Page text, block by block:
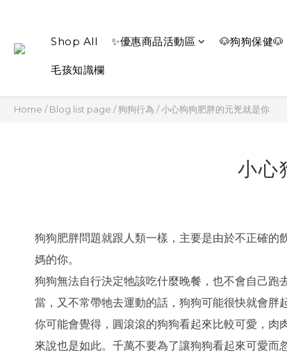
Shop All ✨優惠商品活動區 🐶狗狗保健🐶
毛孩知識欄
Home /Blog list page /狗狗行為 /小心狗狗肥胖的元兇就是你
小心
狗狗肥胖問題就跟人類一樣，主要是由於不正確
媽的你。
狗狗無法自行決定牠該吃什麼晚餐，也不會自己
當，又不常帶牠去運動的話，狗狗可能很快就會胖起
你可能會覺得，圓滾滾的狗狗看起來比較可愛，
來說也是如此。千萬不要為了讓狗狗看起來可愛而